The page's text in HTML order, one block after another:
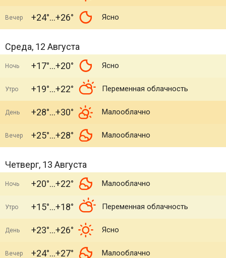
Вечер +24° +26° Ясно
Среда, 12 Августа
Ночь +17° +20° Ясно
Утро +19° +22° Переменная облачность
День +28° +30° Малооблачно
Вечер +25° +28° Малооблачно
Четверг, 13 Августа
Ночь +20° +22° Малооблачно
Утро +15° +18° Переменная облачность
День +23° +26° Ясно
Вечер +24° +27° Малооблачно